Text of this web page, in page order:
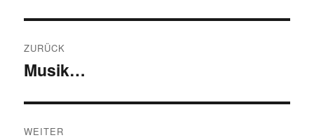
ZURÜCK
Vorheriger
Musik…
WEITER